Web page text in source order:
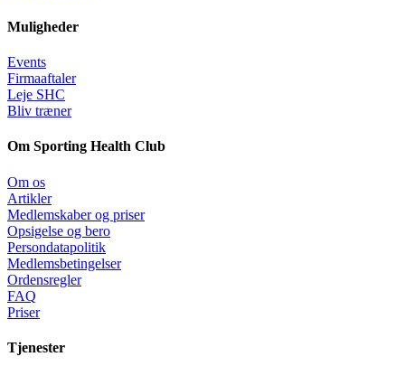
Muligheder
Events
Firmaaftaler
Leje SHC
Bliv træner
Om Sporting Health Club
Om os
Artikler
Medlemskaber og priser
Opsigelse og bero
Persondatapolitik
Medlemsbetingelser
Ordensregler
FAQ
Priser
Tjenester